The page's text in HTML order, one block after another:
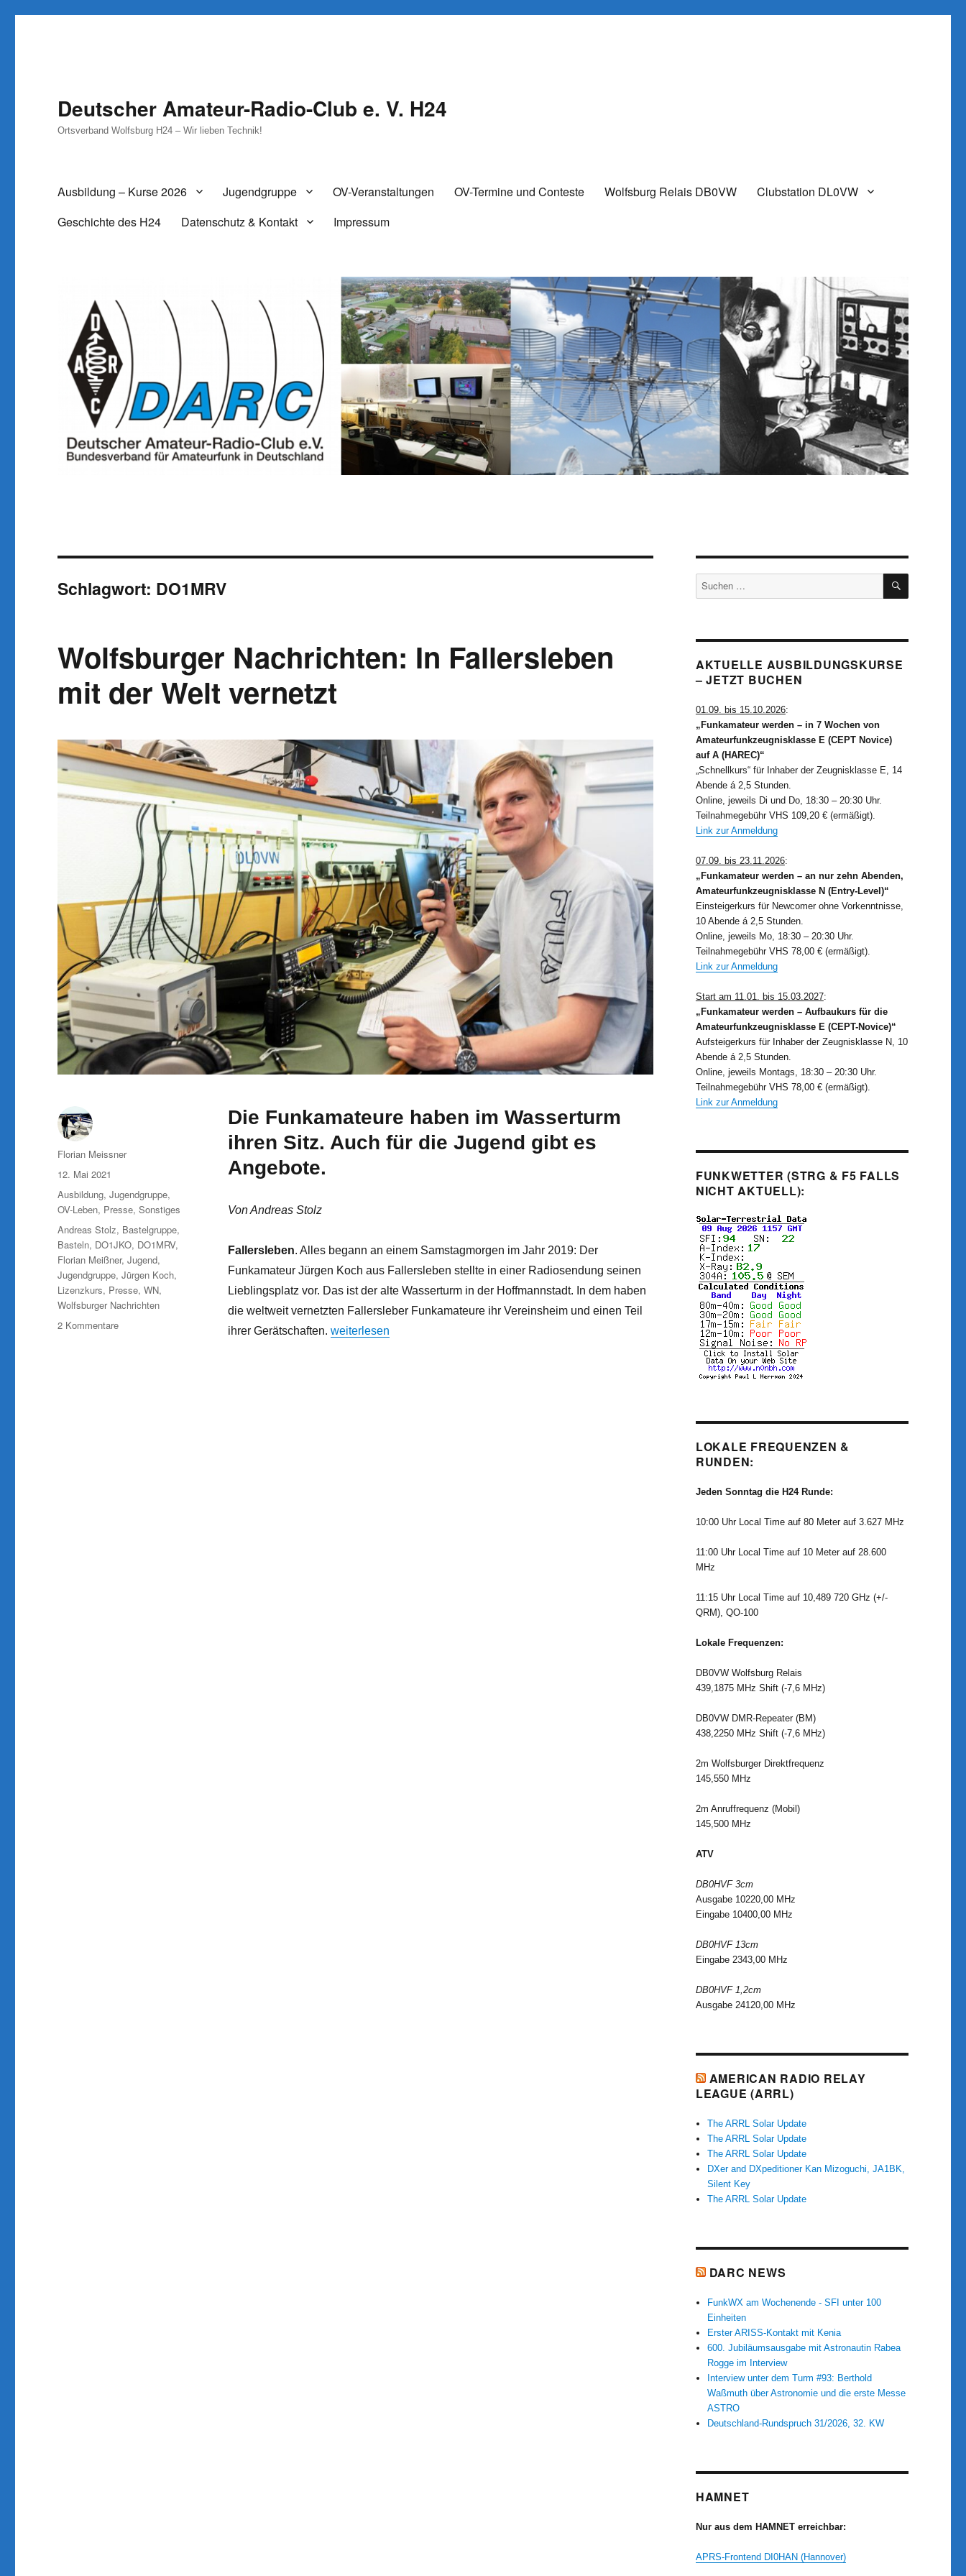
Deutscher Amateur-Radio-Club e. V. H24
Ortsverband Wolfsburg H24 – Wir lieben Technik!
Ausbildung – Kurse 2026 Jugendgruppe OV-Veranstaltungen OV-Termine und Conteste Wolfsburg Relais DB0VW
Clubstation DL0VW
Geschichte des H24
Datenschutz & Kontakt Impressum
Schlagwort: DO1MRV
Wolfsburger Nachrichten: In Fallersleben
mit der Welt vernetzt
Die Funkamateure haben im Wasserturm
ihren Sitz. Auch für die Jugend gibt es
Angebote.
Von Andreas Stolz
Fallersleben. Alles begann an einem Samstagmorgen im Jahr 2019: Der
Funkamateur Jürgen Koch aus Fallersleben stellte in einer Radiosendung seinen
Lieblingsplatz vor. Das ist der alte Wasserturm in der Hoffmannstadt. In dem haben
die weltweit vernetzten Fallersleber Funkamateure ihr Vereinsheim und einen Teil
ihrer Gerätschaften. „Wolfsburger Nachrichten: In Fallersleben mit der Welt vernetzt“
weiterlesen
Autor
Florian Meissner
Veröffentlicht
am
12. Mai 2021
Kategorien
Ausbildung,Jugendgruppe,
OV-Leben, Presse,Sonstiges
Schlagwörter
Andreas Stolz, Bastelgruppe,
Basteln, DO1JKO, DO1MRV,
Florian Meißner,Jugend,
Jugendgruppe,Jürgen Koch,
Lizenzkurs, Presse,WN,
Wolfsburger Nachrichten
2 Kommentarezu
Suchen
nach:
SUCHEN
AKTUELLE AUSBILDUNGSKURSE
– JETZT BUCHEN
01.09. bis 15.10.2026:
„Funkamateur werden – in 7 Wochen von
Amateurfunkzeugnisklasse E (CEPT Novice)
auf A (HAREC)“
„Schnellkurs“ für Inhaber der Zeugnisklasse E, 14
Abende á 2,5 Stunden.
Online, jeweils Di und Do, 18:30 – 20:30 Uhr.
Teilnahmegebühr VHS 109,20 € (ermäßigt).
Link zur Anmeldung
07.09. bis 23.11.2026:
„Funkamateur werden – an nur zehn Abenden,
Amateurfunkzeugnisklasse N (Entry-Level)“
Einsteigerkurs für Newcomer ohne Vorkenntnisse,
10 Abende á 2,5 Stunden.
Online, jeweils Mo, 18:30 – 20:30 Uhr.
Teilnahmegebühr VHS 78,00 € (ermäßigt).
Link zur Anmeldung
Start am 11.01. bis 15.03.2027:
„Funkamateur werden – Aufbaukurs für die
Amateurfunkzeugnisklasse E (CEPT-Novice)“
Aufsteigerkurs für Inhaber der Zeugnisklasse N, 10
Abende á 2,5 Stunden.
Online, jeweils Montags, 18:30 – 20:30 Uhr.
Teilnahmegebühr VHS 78,00 € (ermäßigt).
Link zur Anmeldung
FUNKWETTER (STRG & F5 FALLS
NICHT AKTUELL):
LOKALE FREQUENZEN &
RUNDEN:
Jeden Sonntag die H24 Runde:
10:00 Uhr Local Time auf 80 Meter auf 3.627 MHz
11:00 Uhr Local Time auf 10 Meter auf 28.600
MHz
11:15 Uhr Local Time auf 10,489 720 GHz (+/-
QRM), QO-100
Lokale Frequenzen:
DB0VW Wolfsburg Relais
439,1875 MHz Shift (-7,6 MHz)
DB0VW DMR-Repeater (BM)
438,2250 MHz Shift (-7,6 MHz)
2m Wolfsburger Direktfrequenz
145,550 MHz
2m Anruffrequenz (Mobil)
145,500 MHz
ATV
DB0HVF 3cm
Ausgabe 10220,00 MHz
Eingabe 10400,00 MHz
DB0HVF 13cm
Eingabe 2343,00 MHz
DB0HVF 1,2cm
Ausgabe 24120,00 MHz
AMERICAN RADIO RELAY
LEAGUE (ARRL)
The ARRL Solar Update
The ARRL Solar Update
The ARRL Solar Update
DXer and DXpeditioner Kan Mizoguchi, JA1BK,
Silent Key
The ARRL Solar Update
DARC NEWS
FunkWX am Wochenende - SFI unter 100
Einheiten
Erster ARISS-Kontakt mit Kenia
600. Jubiläumsausgabe mit Astronautin Rabea
Rogge im Interview
Interview unter dem Turm #93: Berthold
Waßmuth über Astronomie und die erste Messe
ASTRO
Deutschland-Rundspruch 31/2026, 32. KW
HAMNET
Nur aus dem HAMNET erreichbar:
APRS-Frontend DI0HAN (Hannover)